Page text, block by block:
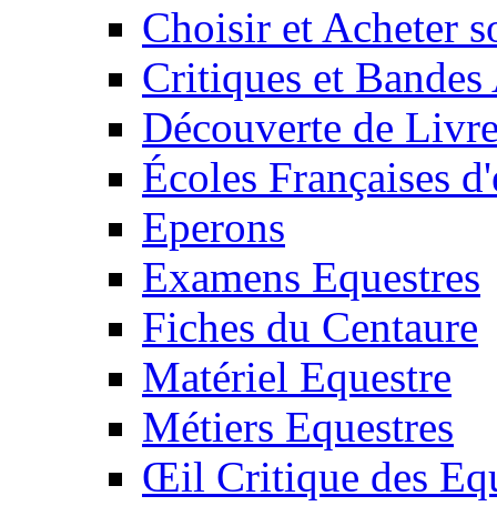
Choisir et Acheter
Critiques et
Découverte de
Écoles Françaises
Eperons
Examens Equestres
Fiches du Centaure
Matériel Equestre
Métiers Equestres
Œil Critique des